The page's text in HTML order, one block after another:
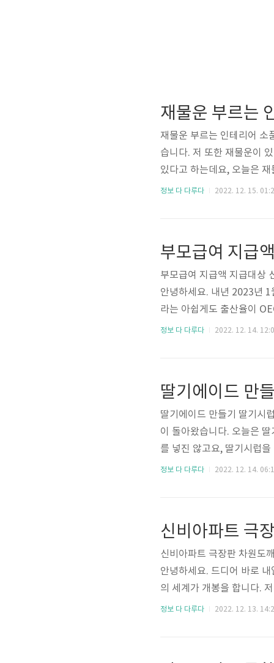
재물운 부르는
재물운 부르는 인테리어 소
습니다. 저 또한 재물운이
있다고 하는데요, 오늘은
르는 인테리어 소품 황금돼
어 소품이랍니다. 황금거북
정보 다 다루다 2022. 12. 15.
부모급여 지급액 지급대상
안녕하세요. 내년 2023년
라는 아쉽게도 출산율이
이 계속된다면 미래 2032
3개월의 아이를 말합니다.
정보 다 다루다 2022. 12. 14.
딸기에이드 만들기 딸기시
이 돌아왔습니다. 오늘은
를 넣진 않고요, 딸기시럽
따라 맛이 좌지우지되는 것
참존딸기7베이스의 원재
정보 다 다루다 2022. 12. 14.
신비아파트 극장판 차원도
안녕하세요. 드디어 바로
의 세계가 개봉을 합니다.
래, 또는 초등학교 친구들
정보 다 다루다 2022. 12. 13.